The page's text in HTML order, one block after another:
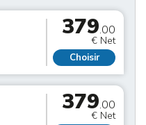
379.00
€ Net
Choisir
379.00
€ Net